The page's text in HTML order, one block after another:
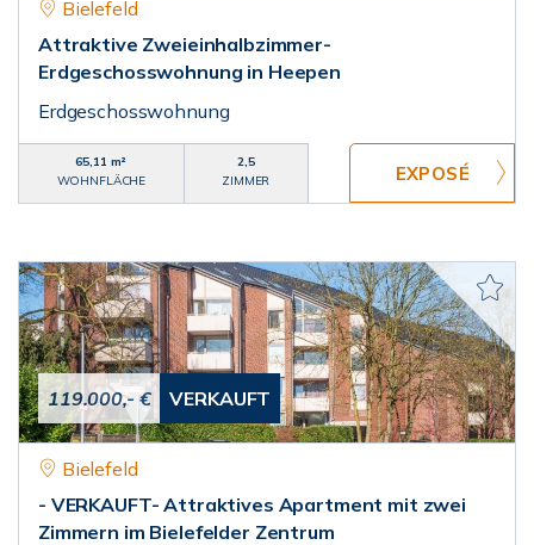
Bielefeld
Attraktive Zweieinhalbzimmer-
Erdgeschosswohnung in Heepen
Erdgeschosswohnung
65,11 m²
WOHNFLÄCHE
2,5
ZIMMER
119.000,- € VERKAUFT
Bielefeld
- VERKAUFT- Attraktives Apartment mit zwei
Zimmern im Bielefelder Zentrum